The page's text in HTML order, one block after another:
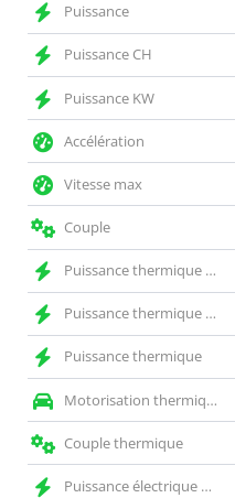
Puissance
Puissance CH
Puissance KW
Accélération
Vitesse max
Couple
Puissance thermique CH
Puissance thermique KW
Puissance thermique
Motorisation thermique
Couple thermique
Puissance électrique CH